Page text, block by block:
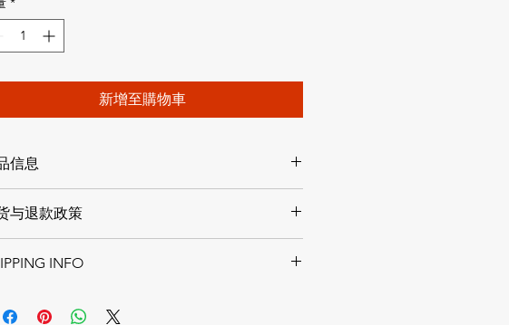
新增至購物車
信息
寸、材料、保养和清洗说明。另外，也可在此处描述
的独特之处，以及能给客户带来哪些好处。买家总是
能在购买之前清楚了解产品。所以，尽量多提供相关
，让买家有信心和决心购买您的产品。
与退款政策
的产品。退款或退换政策应力求简单明了，这样才能
INFO
about your shipping methods, packaging